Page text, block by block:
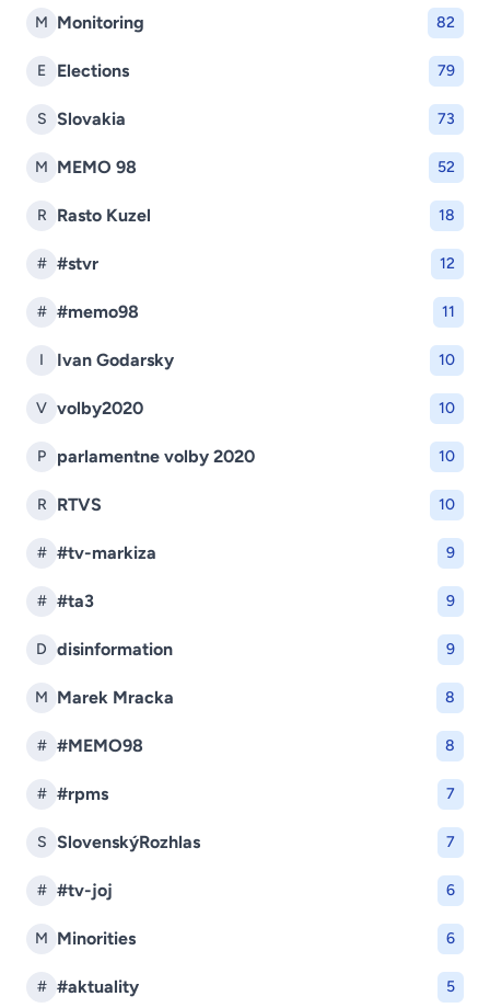
M Monitoring 82
E Elections 79
S Slovakia 73
M MEMO 98 52
R Rasto Kuzel 18
# #stvr 12
# #memo98 11
I Ivan Godarsky 10
V volby2020 10
P parlamentne volby 2020 10
R RTVS 10
# #tv-markiza 9
# #ta3 9
D disinformation 9
M Marek Mracka 8
# #MEMO98 8
# #rpms 7
S SlovenskýRozhlas 7
# #tv-joj 6
M Minorities 6
# #aktuality 5